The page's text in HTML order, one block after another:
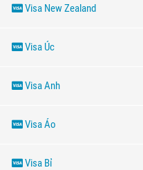
Visa New Zealand
Visa Úc
Visa Anh
Visa Áo
Visa Bỉ